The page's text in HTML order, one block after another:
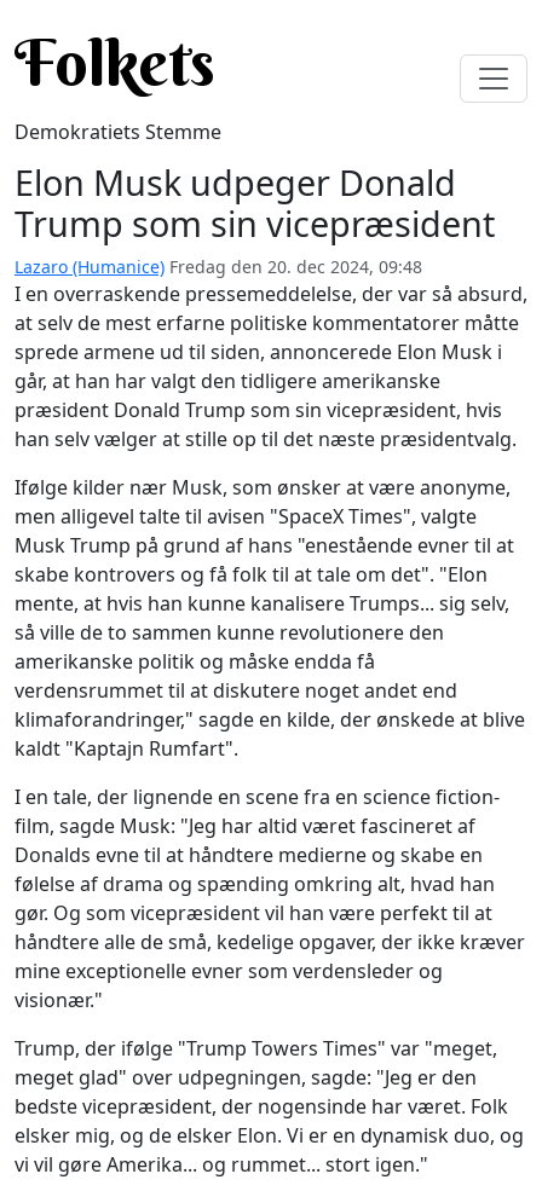
Folkets
Demokratiets Stemme
Elon Musk udpeger Donald
Trump som sin vicepræsident
Lazaro (Humanice) Fredag den 20. dec 2024, 09:48
I en overraskende pressemeddelelse, der var så absurd,
at selv de mest erfarne politiske kommentatorer måtte
sprede armene ud til siden, annoncerede Elon Musk i
går, at han har valgt den tidligere amerikanske
præsident Donald Trump som sin vicepræsident, hvis
han selv vælger at stille op til det næste præsidentvalg.
Ifølge kilder nær Musk, som ønsker at være anonyme,
men alligevel talte til avisen "SpaceX Times", valgte
Musk Trump på grund af hans "enestående evner til at
skabe kontrovers og få folk til at tale om det". "Elon
mente, at hvis han kunne kanalisere Trumps... sig selv,
så ville de to sammen kunne revolutionere den
amerikanske politik og måske endda få
verdensrummet til at diskutere noget andet end
klimaforandringer," sagde en kilde, der ønskede at blive
kaldt "Kaptajn Rumfart".
I en tale, der lignende en scene fra en science fiction-
film, sagde Musk: "Jeg har altid været fascineret af
Donalds evne til at håndtere medierne og skabe en
følelse af drama og spænding omkring alt, hvad han
gør. Og som vicepræsident vil han være perfekt til at
håndtere alle de små, kedelige opgaver, der ikke kræver
mine exceptionelle evner som verdensleder og
visionær."
Trump, der ifølge "Trump Towers Times" var "meget,
meget glad" over udpegningen, sagde: "Jeg er den
bedste vicepræsident, der nogensinde har været. Folk
elsker mig, og de elsker Elon. Vi er en dynamisk duo, og
vi vil gøre Amerika... og rummet... stort igen."